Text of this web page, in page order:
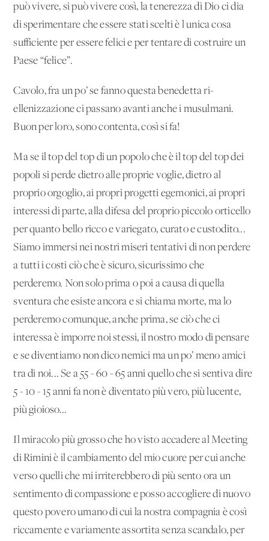
può vivere, si può vivere così, la tenerezza di Dio ci dia
di sperimentare che essere stati scelti è l'unica cosa
sufficiente per essere felici e per tentare di costruire un
Paese “felice”.
Cavolo, fra un po’ se fanno questa benedetta ri-
ellenizzazione ci passano avanti anche i musulmani.
Buon per loro, sono contenta, così si fa!
Ma se il top del top di un popolo che è il top del top dei
popoli si perde dietro alle proprie voglie, dietro al
proprio orgoglio, ai propri progetti egemonici, ai propri
interessi di parte, alla difesa del proprio piccolo orticello
per quanto bello ricco e variegato, curato e custodito...
Siamo immersi nei nostri miseri tentativi di non perdere
a tutti i costi ciò che è sicuro, sicurissimo che
perderemo. Non solo prima o poi a causa di quella
sventura che esiste ancora e si chiama morte, ma lo
perderemo comunque, anche prima, se ciò che ci
interessa è imporre noi stessi, il nostro modo di pensare
e se diventiamo non dico nemici ma un po’ meno amici
tra di noi... Se a 55 - 60 - 65 anni quello che si sentiva dire
5 - 10 - 15 anni fa non è diventato più vero, più lucente,
più gioioso...
Il miracolo più grosso che ho visto accadere al Meeting
di Rimini è il cambiamento del mio cuore per cui anche
verso quelli che mi irriterebbero di più sento ora un
sentimento di compassione e posso accogliere di nuovo
questo povero umano di cui la nostra compagnia è così
riccamente e variamente assortita senza scandalo, per